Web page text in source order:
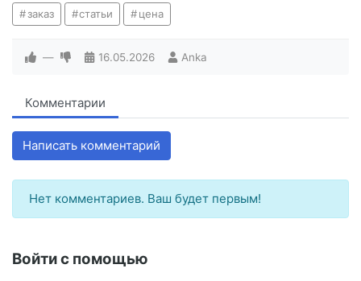
заказ статьи цена
— 16.05.2026 Anka
Комментарии
Написать комментарий
Нет комментариев. Ваш будет первым!
Войти с помощью